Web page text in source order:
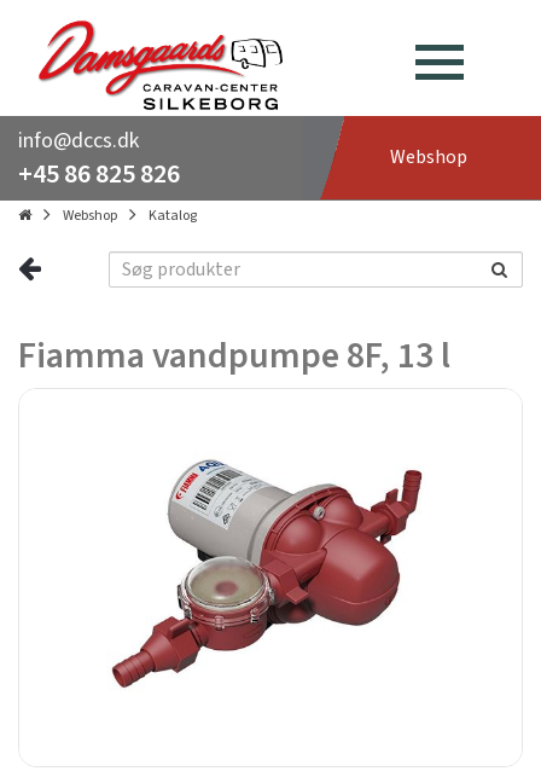
info@dccs.dk
+45 86 825 826 Webshop
Webshop Katalog
Fiamma vandpumpe 8F, 13 l